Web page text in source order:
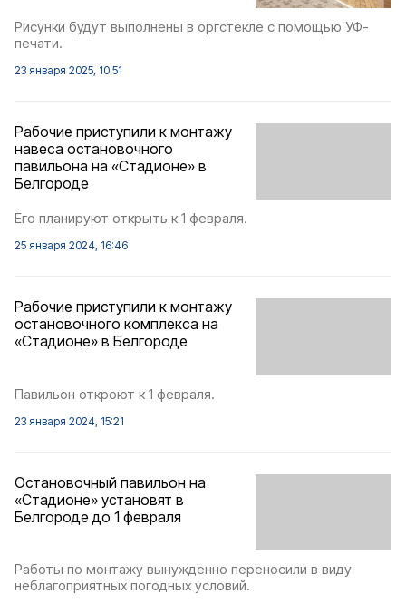
Рисунки будут выполнены в оргстекле с помощью УФ-
печати.
23 января 2025, 10:51
Рабочие приступили к монтажу
навеса остановочного
павильона на «Стадионе» в
Белгороде
Его планируют открыть к 1 февраля.
25 января 2024, 16:46
Рабочие приступили к монтажу
остановочного комплекса на
«Стадионе» в Белгороде
Павильон откроют к 1 февраля.
23 января 2024, 15:21
Остановочный павильон на
«Стадионе» установят в
Белгороде до 1 февраля
Работы по монтажу вынужденно переносили в виду
неблагоприятных погодных условий.